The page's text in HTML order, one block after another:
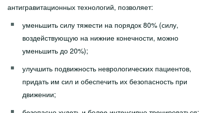
Информация для близких
Клиники
Диагностическая клиника
Хирургическая клиника
Женская клиника
антигравитационных технологий, позволяет:
уменьшить силу тяжести на порядок 80% (силу,
воздействующую на нижние конечности, можно
уменьшить до 20%);
улучшить подвижность неврологических пациентов,
придать им сил и обеспечить их безопасность при
движении;